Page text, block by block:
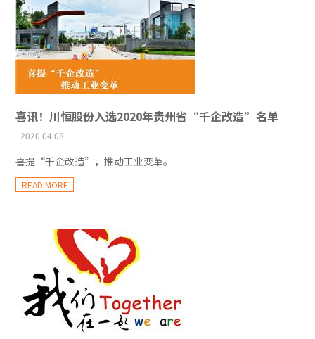
喜讯！川恒股份入选2020年贵州省“千企改造”名单
2020.04.08
喜提“千企改造”，推动工业变革。
READ MORE